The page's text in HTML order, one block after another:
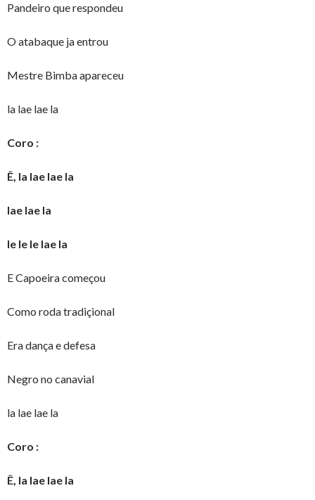
Pandeiro que respondeu
O atabaque ja entrou
Mestre Bimba apareceu
la lae lae la
Coro :
Ê, la lae lae la
lae lae la
le le le lae la
E Capoeira começou
Como roda tradiçional
Era dança e defesa
Negro no canavial
la lae lae la
Coro :
Ê, la lae lae la